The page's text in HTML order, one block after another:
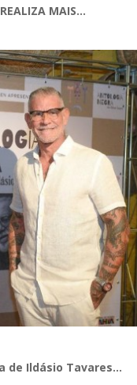
MAIS...
de Ildásio Tavares...